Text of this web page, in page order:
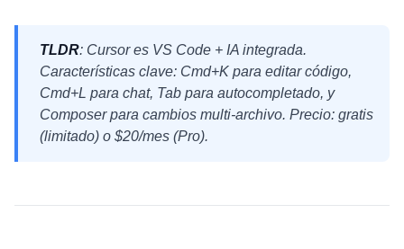
TLDR: Cursor es VS Code + IA integrada.
Características clave: Cmd+K para editar código,
Cmd+L para chat, Tab para autocompletado, y
Composer para cambios multi-archivo. Precio: gratis
(limitado) o $20/mes (Pro).